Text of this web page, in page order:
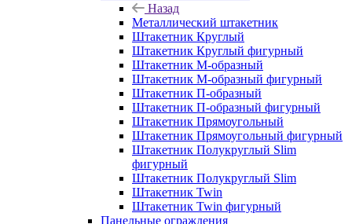
Назад
Металлический штакетник
Штакетник Круглый
Штакетник Круглый фигурный
Штакетник М-образный
Штакетник М-образный фигурный
Штакетник П-образный
Штакетник П-образный фигурный
Штакетник Прямоугольный
Штакетник Прямоугольный фигурный
Штакетник Полукруглый Slim
фигурный
Штакетник Полукруглый Slim
Штакетник Twin
Штакетник Twin фигурный
Панельные ограждения